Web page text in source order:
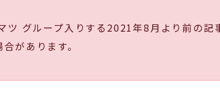
ツ グループ入りする2021年8月より前の記
があります。